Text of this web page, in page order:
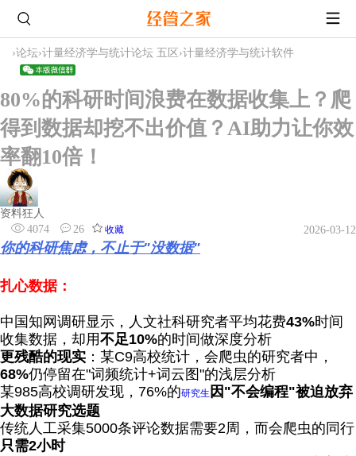
›论坛›计量经济学与统计论坛 五区 ›计量经济学与统计软件
80%的科研时间浪费在数据收集上？爬
得到数据却挖不出价值？AI助力让你效
率翻10倍！
资料狂人
4074
26 收藏 2026-03-12
你的科研焦虑，不止于"没数据"
扎心数据：
中国知网调研显示，人文社科研究者平均花费43%时间
收集数据，却用不足10%的时间做深度分析
更残酷的现实 ：某C9高校统计，会爬虫的研究者中，
68%仍停留在"词频统计+词云图"的浅层分析
某985高校调研发现，76%的研究生 因"不会编程"被迫放弃
大数据研究选题
传统人工采集5000条评论数据需要2周，而会爬虫的同行
只需2小时